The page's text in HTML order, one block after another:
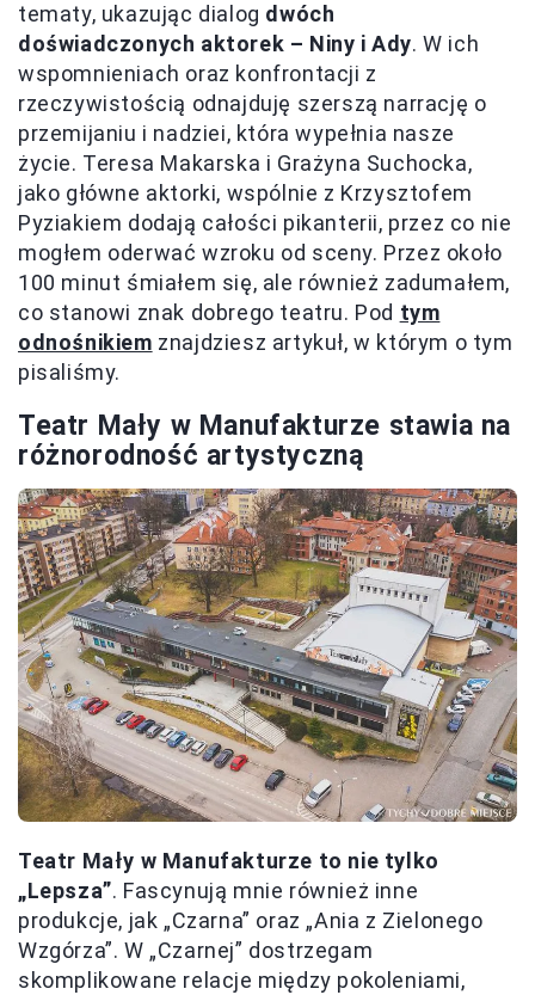
tematy, ukazując dialog dwóch
doświadczonych aktorek – Niny i Ady. W ich
wspomnieniach oraz konfrontacji z
rzeczywistością odnajduję szerszą narrację o
przemijaniu i nadziei, która wypełnia nasze
życie. Teresa Makarska i Grażyna Suchocka,
jako główne aktorki, wspólnie z Krzysztofem
Pyziakiem dodają całości pikanterii, przez co nie
mogłem oderwać wzroku od sceny. Przez około
100 minut śmiałem się, ale również zadumałem,
co stanowi znak dobrego teatru. Pod tym
odnośnikiem znajdziesz artykuł, w którym o tym
pisaliśmy.
Teatr Mały w Manufakturze stawia na
różnorodność artystyczną
Teatr Mały w Manufakturze to nie tylko
„Lepsza”. Fascynują mnie również inne
produkcje, jak „Czarna” oraz „Ania z Zielonego
Wzgórza”. W „Czarnej” dostrzegam
skomplikowane relacje między pokoleniami,